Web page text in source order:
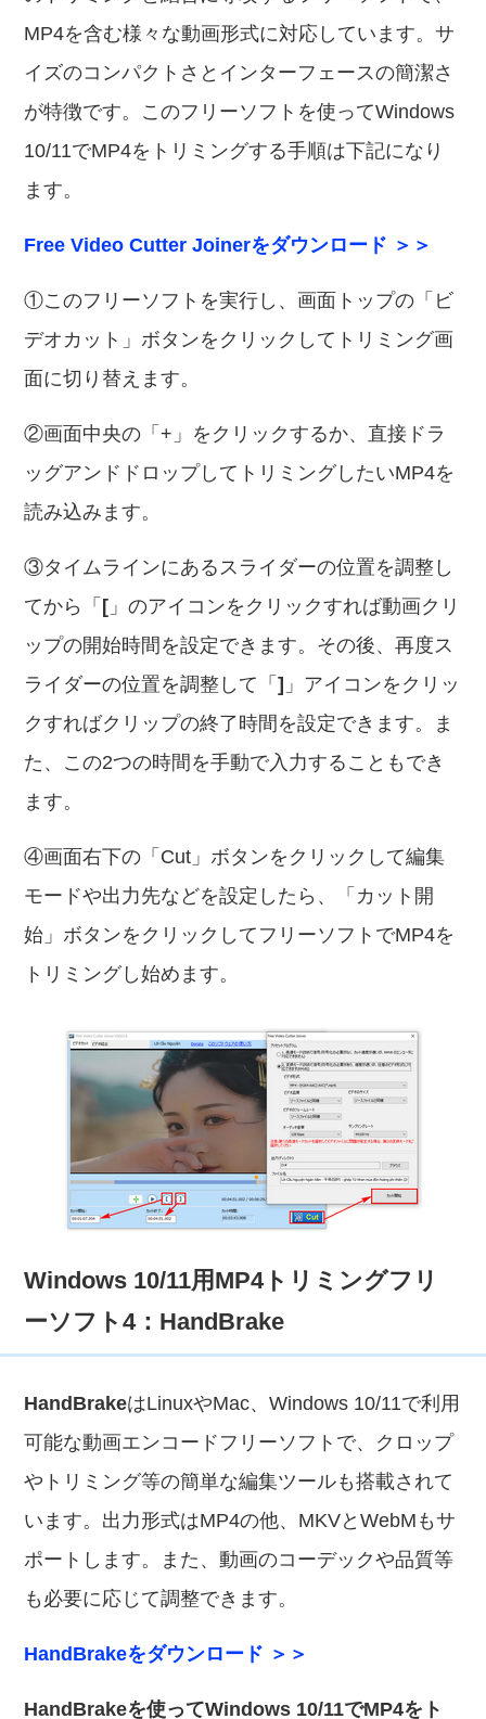
MP4を含む様々な動画形式に対応しています。サ
イズのコンパクトさとインターフェースの簡潔さ
が特徴です。このフリーソフトを使ってWindows
10/11でMP4をトリミングする手順は下記になり
ます。
Free Video Cutter Joinerをダウンロード ＞＞
①このフリーソフトを実行し、画面トップの「ビ
デオカット」ボタンをクリックしてトリミング画
面に切り替えます。
②画面中央の「+」をクリックするか、直接ドラ
ッグアンドドロップしてトリミングしたいMP4を
読み込みます。
③タイムラインにあるスライダーの位置を調整し
てから「 [ 」のアイコンをクリックすれば動画クリ
ップの開始時間を設定できます。その後、再度ス
ライダーの位置を調整して「] 」アイコンをクリッ
クすればクリップの終了時間を設定できます。ま
た、この2つの時間を手動で入力することもでき
ます。
④画面右下の「Cut」ボタンをクリックして編集
モードや出力先などを設定したら、「カット開
始」ボタンをクリックしてフリーソフトでMP4を
トリミングし始めます。
Windows 10/11用MP4トリミングフリ
ーソフト4：HandBrake
HandBrakeはLinuxやMac、Windows 10/11で利用
可能な動画エンコードフリーソフトで、クロップ
やトリミング等の簡単な編集ツールも搭載されて
います。出力形式はMP4の他、MKVとWebMもサ
ポートします。また、動画のコーデックや品質等
も必要に応じて調整できます。
HandBrakeをダウンロード ＞＞
HandBrakeを使ってWindows 10/11でMP4をト